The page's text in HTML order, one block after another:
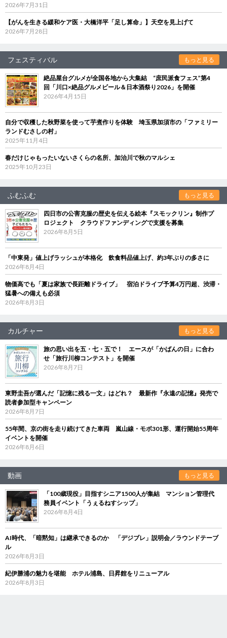
2026年7月31日
【がんを生きる緩和ケア医・大橋洋平「足し算命」】天空を見上げて
2026年7月28日
フェスティバル もっと見る
絶品屋台グルメが全国各地から大集結 “庶民派食フェス”第4
回「川口×絶品グルメビール＆日本酒祭り2026」を開催
2026年4月15日
自分で収穫した秋野菜を使って芋煮作りを体験 埼玉県加須市の「ファミリー
ランドむさしの村」
2025年11月4日
春だけじゃもったいないさくらの名所、加治川で秋のマルシェ
2025年10月23日
ふむふむ もっと見る
四日市の公害克服の歴史を伝える絵本『スモックリン』制作プ
ロジェクト クラウドファンディングで支援を募集
2026年8月5日
「中東発」値上げラッシュが本格化 飲食料品値上げ、約3年ぶりの多さに
2026年8月4日
物価高でも「夏は家族で長距離ドライブ」 宿泊ドライブ予算4万円超、渋滞・
猛暑への備えも必須
2026年8月3日
カルチャー もっと見る
旅の思い出を五・七・五で！ エースが「かばんの日」に合わ
せ「旅行川柳コンテスト」を開催
2026年8月7日
東野圭吾が選んだ「記憶に残る一文」はどれ？ 最新作『永遠の記憶』発売で
読者参加型キャンペーン
2026年8月7日
55年間、京の街を走り続けてきた車両 嵐山線・モボ301形、運行開始55周年
イベントを開催
2026年8月6日
動画 もっと見る
「100歳現役」目指すシニア1500人が集結 マンション管理代
務員イベント「うぇるねすシップ」
2026年8月4日
AI時代、「暗黙知」は継承できるのか 「デジブレ」説明会／ラウンドテーブ
ル
2026年8月3日
紀伊勝浦の魅力を堪能 ホテル浦島、日昇館をリニューアル
2026年8月3日